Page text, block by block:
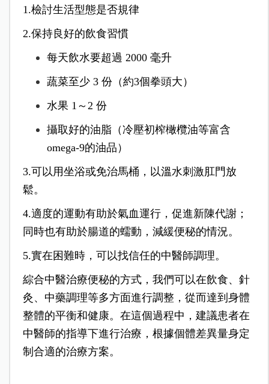
1.檢討生活型態是否規律
2.保持良好的飲食習慣
每天飲水要超過 2000 毫升
蔬菜至少 3 份（約3個拳頭大）
水果 1～2 份
攝取好的油脂（冷壓初榨橄欖油等富含
omega-9的油品）
3.可以用坐浴或免治馬桶，以溫水刺激肛門放
鬆。
4.適度的運動有助於氣血運行，促進新陳代謝；
同時也有助於腸道的蠕動，減緩便秘的情況。
5.實在困難時，可以找信任的中醫師調理。
綜合中醫治療便秘的方式，我們可以在飲食、針
灸、中藥調理等多方面進行調整，從而達到身體
整體的平衡和健康。在這個過程中，建議患者在
中醫師的指導下進行治療，根據個體差異量身定
制合適的治療方案。